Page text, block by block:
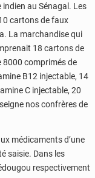
au Sénagal. Les
cartons de faux
La marchandise qui
18 cartons de
8000 comprimés de
B12 injectable, 14
C injectable, 20
nos confrères de
médicaments d’une
saisie. Dans les
respectivement